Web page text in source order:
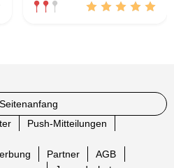
Push-Mitteilungen
Partner
AGB